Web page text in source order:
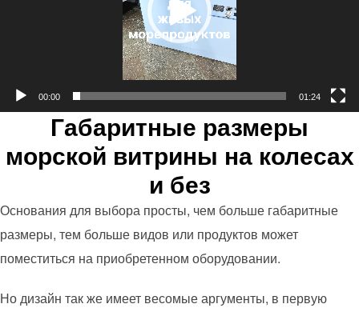
00:00 01:24
Габаритные размеры
морской витрины на колесах
и без
Основания для выбора просты, чем больше габаритные
размеры, тем больше видов или продуктов может
поместиться на приобретенном оборудовании.
Но дизайн так же имеет весомые аргументы, в первую